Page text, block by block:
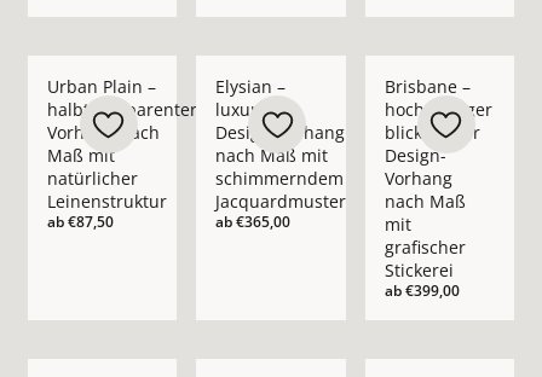
Urban Plain –
halbtransparenter
Vorhang nach
Maß mit
natürlicher
Leinenstruktur
ab€87,50
Elysian –
luxuriöser
Design-Vorhang
nach Maß mit
schimmerndem
Jacquardmuster
ab€365,00
Brisbane –
hochwertiger
blickdichter
Design-
Vorhang
nach Maß
mit
grafischer
Stickerei
ab€399,00